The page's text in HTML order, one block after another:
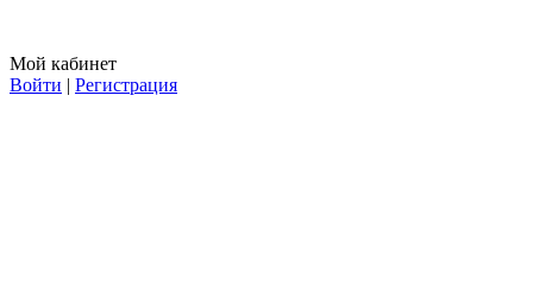
Мой кабинет
Войти | Регистрация